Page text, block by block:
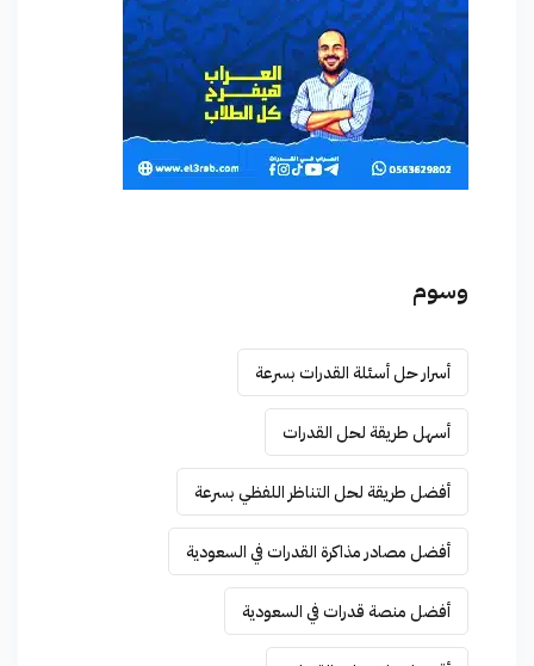
وسوم
أسرار حل أسئلة القدرات بسرعة
أسهل طريقة لحل القدرات
أفضل طريقة لحل التناظر اللفظي بسرعة
أفضل مصادر مذاكرة القدرات في السعودية
أفضل منصة قدرات في السعودية